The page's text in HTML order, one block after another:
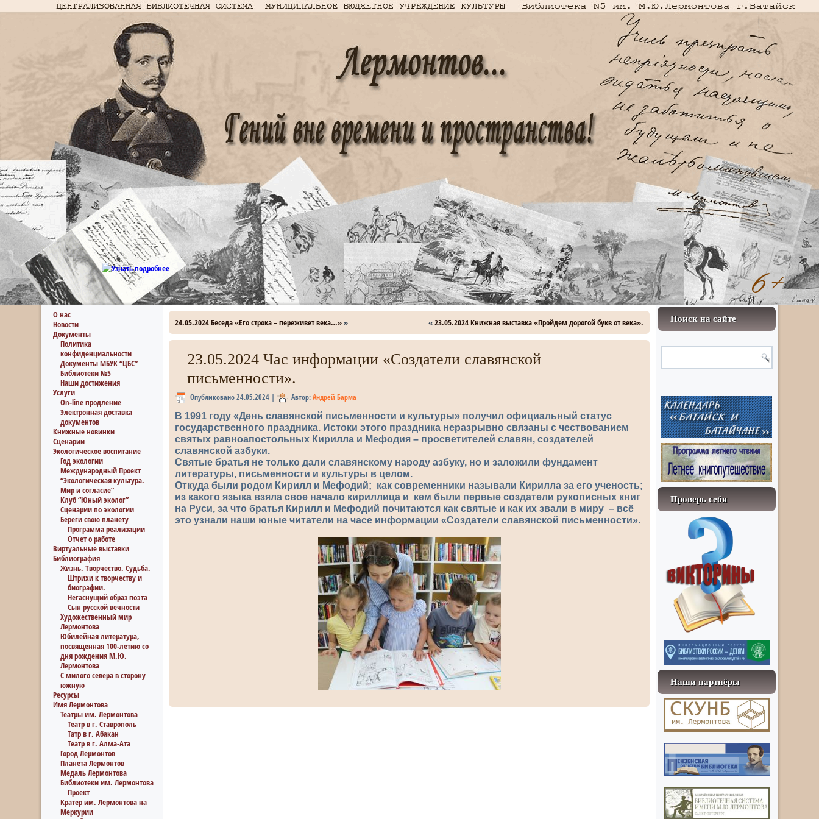
О нас
Новости
Документы
Политика
конфиденциальности
Документы МБУК “ЦБС”
Библиотеки №5
Наши достижения
Услуги
On-line продление
Электронная доставка
документов
Книжные новинки
Сценарии
Экологическое воспитание
Год экологии
Международный Проект
“Экологическая культура.
Мир и согласие”
Клуб “Юный эколог”
Сценарии по экологии
Береги свою планету
Программа реализации
Отчет о работе
Виртуальные выставки
Библиография
Жизнь. Творчество. Судьба.
Штрихи к творчеству и
биографии.
Негаснущий образ поэта
Сын русской вечности
Художественный мир
Лермонтова
Юбилейная литература,
посвященная 100-летию со
дня рождения М.Ю.
Лермонтова
С милого севера в сторону
южную
Ресурсы
Имя Лермонтова
Театры им. Лермонтова
Театр в г. Ставрополь
Татр в г. Абакан
Театр в г. Алма-Ата
Город Лермонтов
Планета Лермонтов
Медаль Лермонтова
Библиотеки им. Лермонтова
Проект
Кратер им. Лермонтова на
Меркурии
24.05.2024 Беседа «Его строка – переживет века…»» «23.05.2024 Книжная выставка «Пройдем дорогой букв от века».
23.05.2024 Час информации «Создатели славянской
письменности».
Опубликовано24.05.2024 | Автор:Андрей Барма
В 1991 году «День славянской письменности и культуры» получил официальный статус
государственного праздника. Истоки этого праздника неразрывно связаны с чествованием
святых равноапостольных Кирилла и Мефодия – просветителей славян, создателей
славянской азбуки.
Святые братья не только дали славянскому народу азбуку, но и заложили фундамент
литературы, письменности и культуры в целом.
Откуда были родом Кирилл и Мефодий; как современники называли Кирилла за его ученость;
из какого языка взяла свое начало кириллица и кем были первые создатели рукописных книг
на Руси, за что братья Кирилл и Мефодий почитаются как святые и как их звали в миру – всё
это узнали наши юные читатели на часе информации «Создатели славянской письменности».
Поиск на сайте
Проверь себя
Наши партнёры